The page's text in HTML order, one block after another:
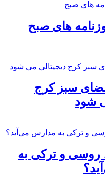
های صبح
سبز کرج
شود
روسی و ترکی به